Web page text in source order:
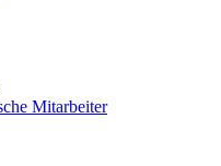
Mitarbeiter